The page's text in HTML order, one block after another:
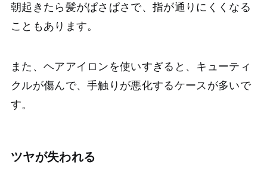
朝起きたら髪がぱさぱさで、指が通りにくくなる
こともあります。
また、ヘアアイロンを使いすぎると、キューティ
クルが傷んで、手触りが悪化するケースが多いで
す。
ツヤが失われる